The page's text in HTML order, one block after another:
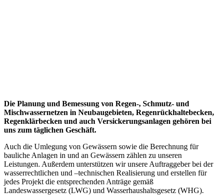
Die Planung und Bemessung von Regen-, Schmutz- und
Mischwassernetzen in Neubaugebieten, Regenrückhaltebecken,
Regenklärbecken und auch Versickerungsanlagen gehören bei
uns zum täglichen Geschäft.
Auch die Umlegung von Gewässern sowie die Berechnung für
bauliche Anlagen in und an Gewässern zählen zu unseren
Leistungen. Außerdem unterstützen wir unsere Auftraggeber bei der
wasserrechtlichen und –technischen Realisierung und erstellen für
jedes Projekt die entsprechenden Anträge gemäß
Landeswassergesetz (LWG) und Wasserhaushaltsgesetz (WHG).